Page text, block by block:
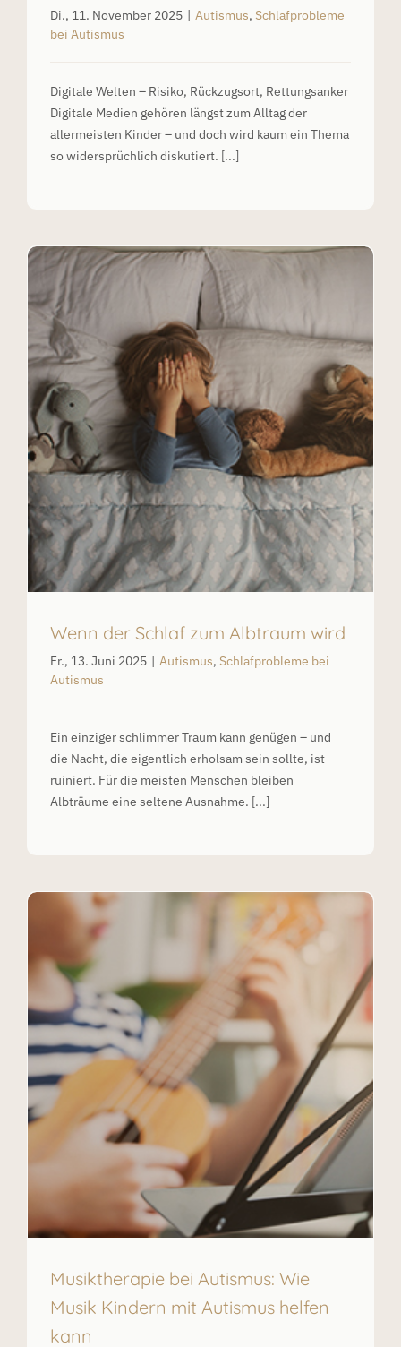
Di., 11. November 2025 | Autismus, Schlafprobleme
bei Autismus
Digitale Welten – Risiko, Rückzugsort, Rettungsanker
Digitale Medien gehören längst zum Alltag der
allermeisten Kinder – und doch wird kaum ein Thema
so widersprüchlich diskutiert. [...]
Wenn der Schlaf zum Albtraum wird
Fr., 13. Juni 2025 | Autismus, Schlafprobleme bei
Autismus
Ein einziger schlimmer Traum kann genügen – und
die Nacht, die eigentlich erholsam sein sollte, ist
ruiniert. Für die meisten Menschen bleiben
Albträume eine seltene Ausnahme. [...]
Musiktherapie bei Autismus: Wie
Musik Kindern mit Autismus helfen
kann